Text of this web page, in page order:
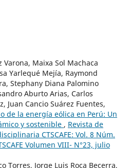
Varona, Maixa Sol Machaca
Yarlequé Mejía, Raymond
Stephany Diana Palomino
Aburto Arias, Carlos
Juan Cancio Suárez Fuentes,
de la energía eólica en Perú: Un
y sostenible , Revista de
CTSCAFE: Vol. 8 Núm.
Volumen VIII- N°23, julio
Torres, Jorge Luis Roca Becerra,